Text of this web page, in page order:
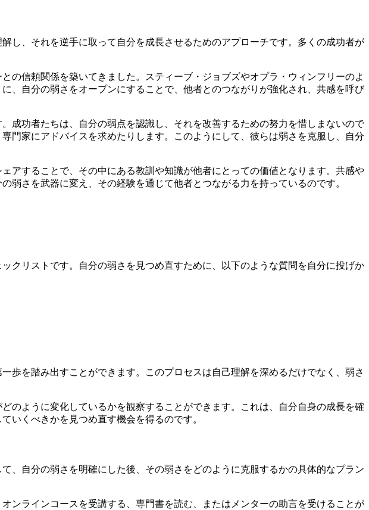
し、それを逆手に取って自分を成長させるためのアプローチです。多くの成功者が
の信頼関係を築いてきました。スティーブ・ジョブズやオプラ・ウィンフリーのよ
、自分の弱さをオープンにすることで、他者とのつながりが強化され、共感を呼び
成功者たちは、自分の弱点を認識し、それを改善するための努力を惜しまないので
門家にアドバイスを求めたりします。このようにして、彼らは弱さを克服し、自分
アすることで、その中にある教訓や知識が他者にとっての価値となります。共感や
さを武器に変え、その経験を通じて他者とつながる力を持っているのです。
クリストです。自分の弱さを見つめ直すために、以下のような質問を自分に投げか
歩を踏み出すことができます。このプロセスは自己理解を深めるだけでなく、弱さ
のように変化しているかを観察することができます。これは、自分自身の成長を確
いくべきかを見つめ直す機会を得るのです。
、自分の弱さを明確にした後、その弱さをどのように克服するかの具体的なプラン
ンラインコースを受講する、専門書を読む、またはメンターの助言を受けることが